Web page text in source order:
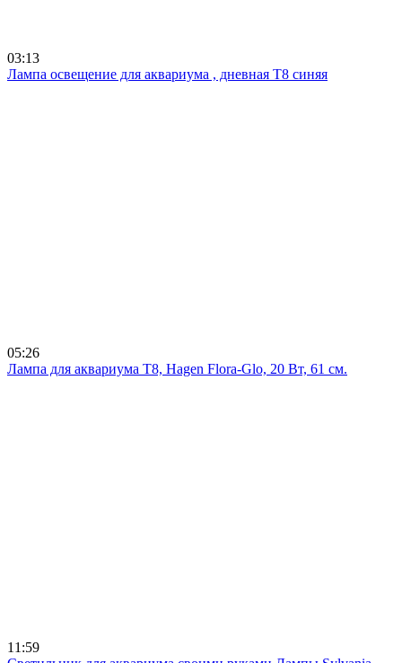
03:13
Лампа освещение для аквариума , дневная Т8 синяя
05:26
Лампа для аквариума T8, Hagen Flora-Glo, 20 Вт, 61 см.
11:59